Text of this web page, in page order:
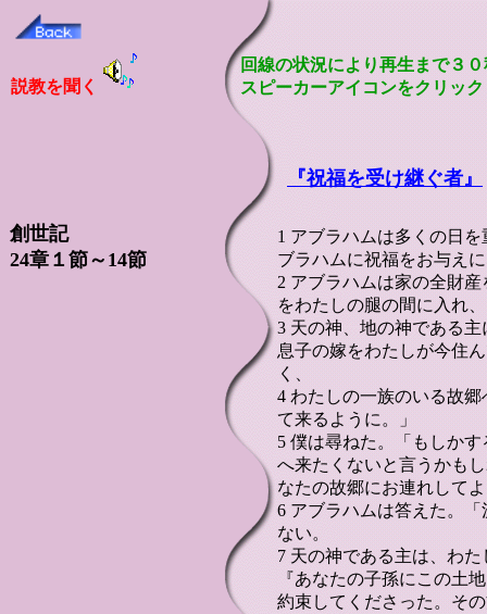
創世記
24章１節～14節
1 アブラハムは多くの日
ブラハムに祝福をお与え
2 アブラハムは家の全財
をわたしの腿の間に入れ、
3 天の神、地の神である
息子の嫁をわたしが今住
く、
4 わたしの一族のいる故
て来るように。」
5 僕は尋ねた。「もしか
へ来たくないと言うかも
なたの故郷にお連れして
6 アブラハムは答えた。
ない。
7 天の神である主は、わ
『あなたの子孫にこの土
約束してくださった。そ
説教を聞く
『祝福を受け継ぐ者』
回線の状況により再生まで３
スピーカーアイコンをクリッ